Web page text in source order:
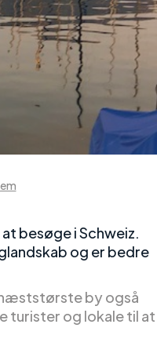
besøge i Schweiz.
og er bedre
næststørste by også
turister og lokale til at